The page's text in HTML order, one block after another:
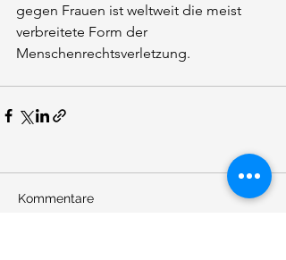
gegen Frauen ist weltweit die meist
verbreitete Form der
Menschenrechtsverletzung.
Kommentare